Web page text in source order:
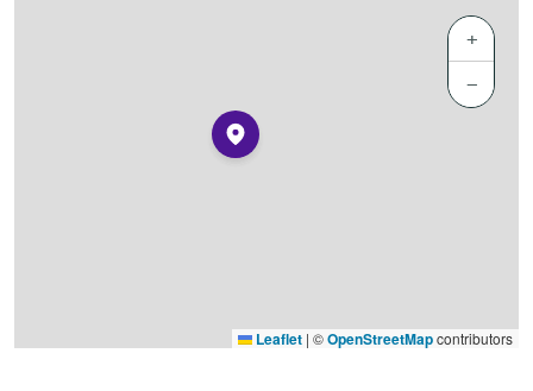
+
−
Leaflet | ©OpenStreetMapcontributors